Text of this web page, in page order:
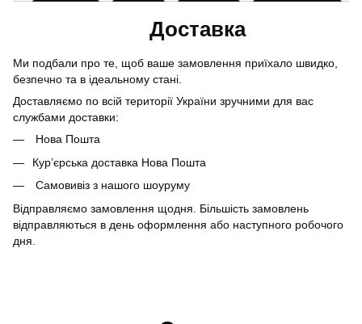
Доставка
Ми подбали про те, щоб ваше замовлення приїхало швидко,
безпечно та в ідеальному стані.
Доставляємо по всій території України зручними для вас
службами доставки:
Нова Пошта
Кур’єрська доставка Нова Пошта
Самовивіз з нашого шоуруму
Відправляємо замовлення щодня. Більшість замовлень
відправляються в день оформлення або наступного робочого
дня.